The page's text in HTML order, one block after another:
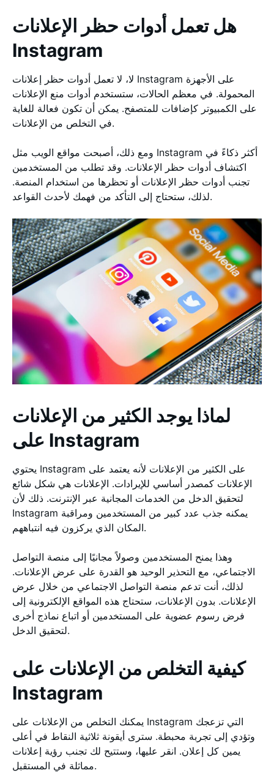
هل تعمل أدوات حظر الإعلانات
Instagram
لا، لا تعمل أدوات حظر إعلانات Instagram على الأجهزة
المحمولة. في معظم الحالات، ستستخدم أدوات منع الإعلانات
على الكمبيوتر كإضافات للمتصفح. يمكن أن تكون فعالة للغاية
في التخلص من الإعلانات.
ومع ذلك، أصبحت مواقع الويب مثل Instagram أكثر ذكاءً في
اكتشاف أدوات حظر الإعلانات. وقد تطلب من المستخدمين
تجنب أدوات حظر الإعلانات أو تحظرها من استخدام المنصة.
لذلك، ستحتاج إلى التأكد من فهمك لأحدث القواعد.
لماذا يوجد الكثير من الإعلانات
على Instagram
يحتوي Instagram على الكثير من الإعلانات لأنه يعتمد على
الإعلانات كمصدر أساسي للإيرادات. الإعلانات هي شكل شائع
لتحقيق الدخل من الخدمات المجانية عبر الإنترنت. ذلك لأن
Instagram يمكنه جذب عدد كبير من المستخدمين ومراقبة
المكان الذي يركزون فيه انتباههم.
وهذا يمنح المستخدمين وصولاً مجانيًا إلى منصة التواصل
الاجتماعي، مع التحذير الوحيد هو القدرة على عرض الإعلانات.
لذلك، أنت تدعم منصة التواصل الاجتماعي من خلال عرض
الإعلانات. بدون الإعلانات، ستحتاج هذه المواقع الإلكترونية إلى
فرض رسوم عضوية على المستخدمين أو اتباع نماذج أخرى
لتحقيق الدخل.
كيفية التخلص من الإعلانات على
Instagram
يمكنك التخلص من الإعلانات على Instagram التي تزعجك
وتؤدي إلى تجربة محبطة. سترى أيقونة ثلاثية النقاط في أعلى
يمين كل إعلان. انقر عليها، وستتيح لك تجنب رؤية إعلانات
مماثلة في المستقبل.